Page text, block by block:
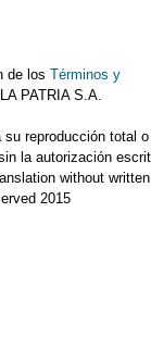
de losTérminos y
PATRIA S.A.
su reproducción total o
la autorización
without written
2015